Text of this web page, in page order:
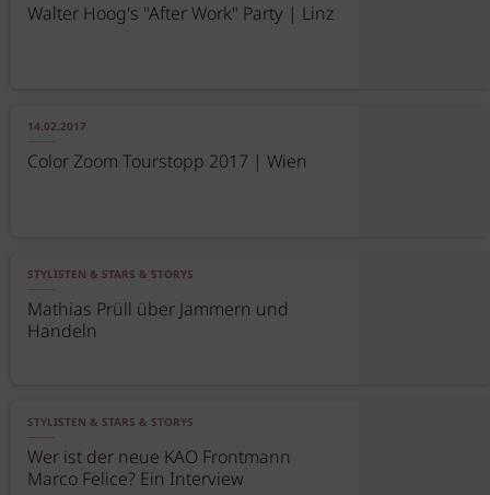
Walter Hoog's "After Work" Party | Linz
14.02.2017
Color Zoom Tourstopp 2017 | Wien
STYLISTEN & STARS & STORYS
Mathias Prüll über Jammern und
Handeln
STYLISTEN & STARS & STORYS
Wer ist der neue KAO Frontmann
Marco Felice? Ein Interview